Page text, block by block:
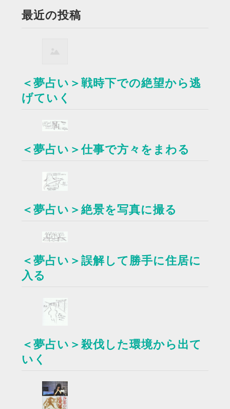
最近の投稿
＜夢占い＞戦時下での絶望から逃
げていく
＜夢占い＞仕事で方々をまわる
＜夢占い＞絶景を写真に撮る
＜夢占い＞誤解して勝手に住居に
入る
＜夢占い＞殺伐した環境から出て
いく